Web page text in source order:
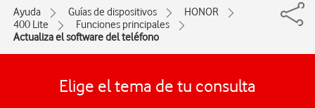
Ayuda Guías de dispositivos
HONOR
400 Lite
Funciones principales
Actualiza el software del teléfono
Elige el tema de tu consulta